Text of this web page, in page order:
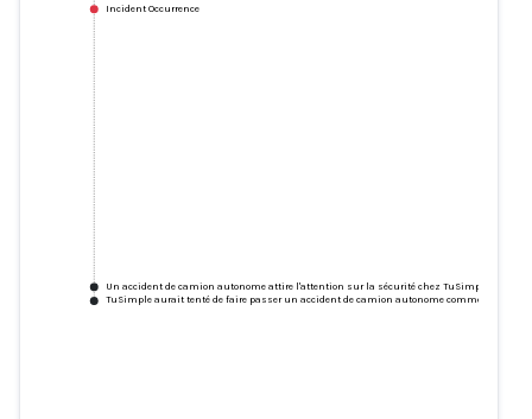
Incident Occurrence
Un accident de camion autonome attire l'attention sur la sécurité chez TuSimple
TuSimple aurait tenté de faire passer un accident de camion autonome comme une